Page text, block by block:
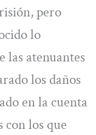
pero
lo
las atenuantes
los daños
en la cuenta
con los que